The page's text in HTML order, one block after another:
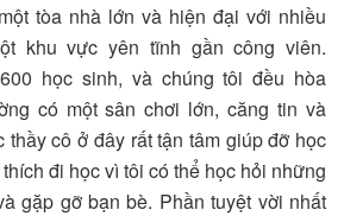
tòa nhà lớn và hiện đại với nhiều
khu vực yên tĩnh gần công viên.
học sinh, và chúng tôi đều hòa
có một sân chơi lớn, căng tin và
thầy cô ở đây rất tận tâm giúp đỡ học
đi học vì tôi có thể học hỏi những
gặp gỡ bạn bè. Phần tuyệt vời nhất